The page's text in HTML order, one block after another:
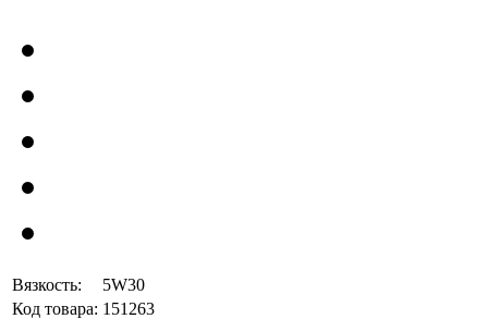
Вязкость:
5W30
Код товара: 151263